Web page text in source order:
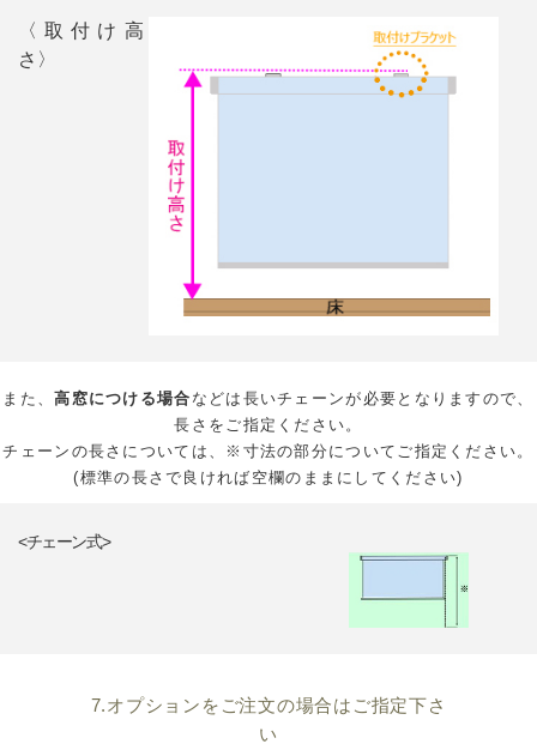
〈取付け高
さ〉
また、高窓につける場合 などは長いチェーンが必要となりますので、
長さをご指定ください。
チェーンの長さについては、※寸法の部分についてご指定ください。
(標準の長さで良ければ空欄のままにしてください)
<チェーン式>
7.オプションをご注文の場合はご指定下さ
い